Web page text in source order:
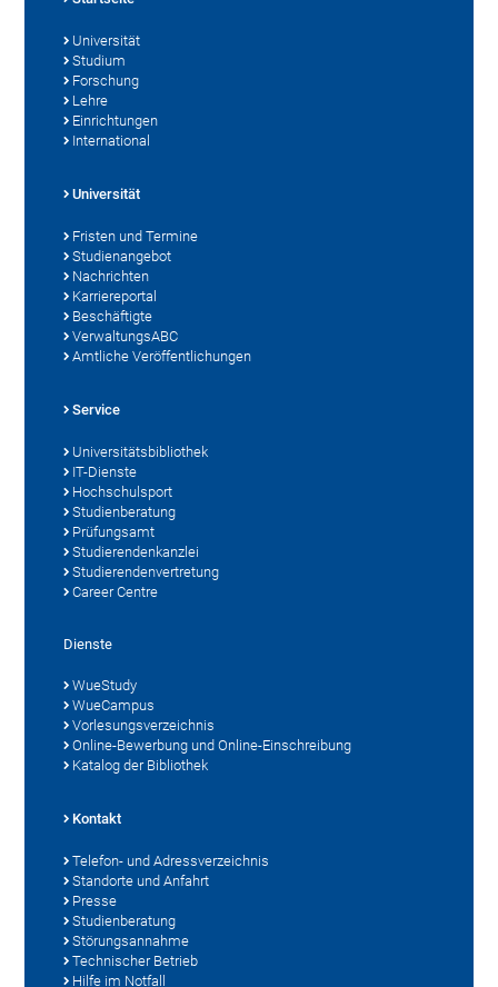
Universität
Studium
Forschung
Lehre
Einrichtungen
International
Universität
Fristen und Termine
Studienangebot
Nachrichten
Karriereportal
Beschäftigte
VerwaltungsABC
Amtliche Veröffentlichungen
Service
Universitätsbibliothek
IT-Dienste
Hochschulsport
Studienberatung
Prüfungsamt
Studierendenkanzlei
Studierendenvertretung
Career Centre
Dienste
WueStudy
WueCampus
Vorlesungsverzeichnis
Online-Bewerbung und Online-Einschreibung
Katalog der Bibliothek
Kontakt
Telefon- und Adressverzeichnis
Standorte und Anfahrt
Presse
Studienberatung
Störungsannahme
Technischer Betrieb
Hilfe im Notfall